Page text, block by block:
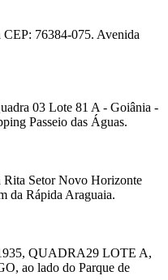
76384-075. Avenida
03 Lote 81 A - Goiânia -
Passeio das Águas.
Rita Setor Novo Horizonte
da Rápida Araguaia.
QUADRA29 LOTE A,
ao lado do Parque de